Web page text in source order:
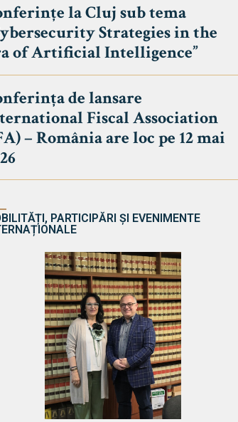
la Cluj sub tema
Strategies in the
of Artificial Intelligence”
de lansare
Fiscal Association
– România are loc pe 12 mai
PARTICIPĂRI ȘI EVENIMENTE